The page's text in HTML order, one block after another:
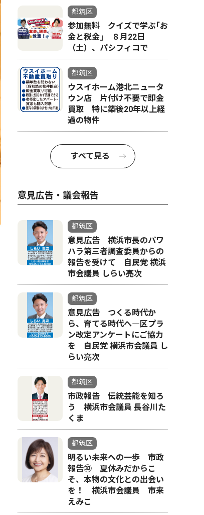
都筑区
参加無料 クイズで学ぶ｢お
金と税金｣ ８月22日
（土）、パシフィコで
都筑区
ウスイホーム港北ニュータ
ウン店 片付け不要で即金
買取 特に築後20年以上経
過の物件
すべて見る
意見広告・議会報告
都筑区
意見広告 横浜市長のパワ
ハラ第三者調査委員からの
報告を受けて 自民党 横浜
市会議員 しらい亮次
都筑区
意見広告 つくる時代か
ら、育てる時代へ―区プラ
ン改定アンケートにご協力
を 自民党 横浜市会議員 し
らい亮次
都筑区
市政報告 伝統芸能を知ろ
う 横浜市会議員 長谷川た
くま
都筑区
明るい未来への一歩 市政
報告㉜ 夏休みだからこ
そ、本物の文化との出会い
を！ 横浜市会議員 市来
えみこ